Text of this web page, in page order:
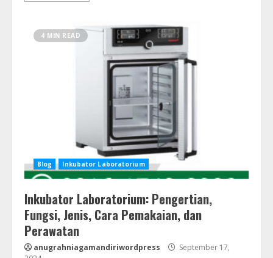
4 MIN READ
Blog Inkubator Laboratorium
Inkubator Laboratorium: Pengertian,
Fungsi, Jenis, Cara Pemakaian, dan
Perawatan
anugrahniagamandiriwordpress
September 17,